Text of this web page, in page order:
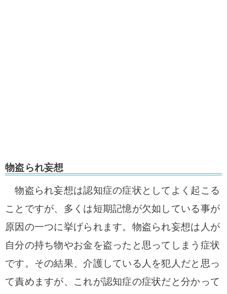
物盗られ妄想
物盗られ妄想は認知症の症状としてよく起こる
ことですが、多くは短期記憶が欠如している事が
原因の一つに挙げられます。物盗られ妄想は人が
自分の持ち物やお金を盗ったと思ってしまう症状
です。その結果、介護している人を犯人だと思っ
て責めますが、これが認知症の症状だと分かって